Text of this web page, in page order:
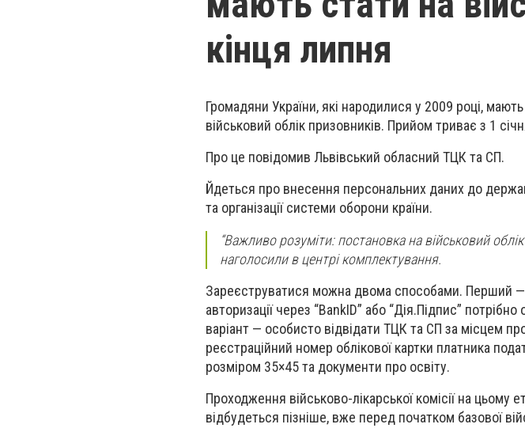
кінця липня
Громадяни України, які народилися у 2009 році,
військовий облік призовників. Прийом триває з 1
Про це повідомив Львівський обласний ТЦК та СП.
Йдеться про внесення персональних даних до
та організації системи оборони країни.
“Важливо розуміти: постановка на військовий
наголосили в центрі комплектування.
Зареєструватися можна двома способами. Перший —
авторизації через “BankID” або “Дія.Підпис”
варіант — особисто відвідати ТЦК та СП за місцем
реєстраційний номер облікової картки платника
розміром 35×45 та документи про освіту.
Проходження військово-лікарської комісії на
відбудеться пізніше, вже перед початком базової